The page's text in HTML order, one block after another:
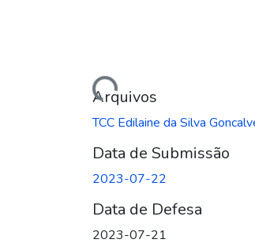
Carregando...Arquivos
TCC Edilaine da Silva
Data de Submissão
2023-07-22
Data de Defesa
2023-07-21